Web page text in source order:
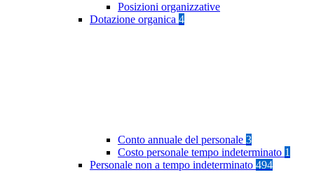
Posizioni organizzative
Dotazione organica 4
Conto annuale del personale 3
Costo personale tempo indeterminato 1
Personale non a tempo indeterminato 494